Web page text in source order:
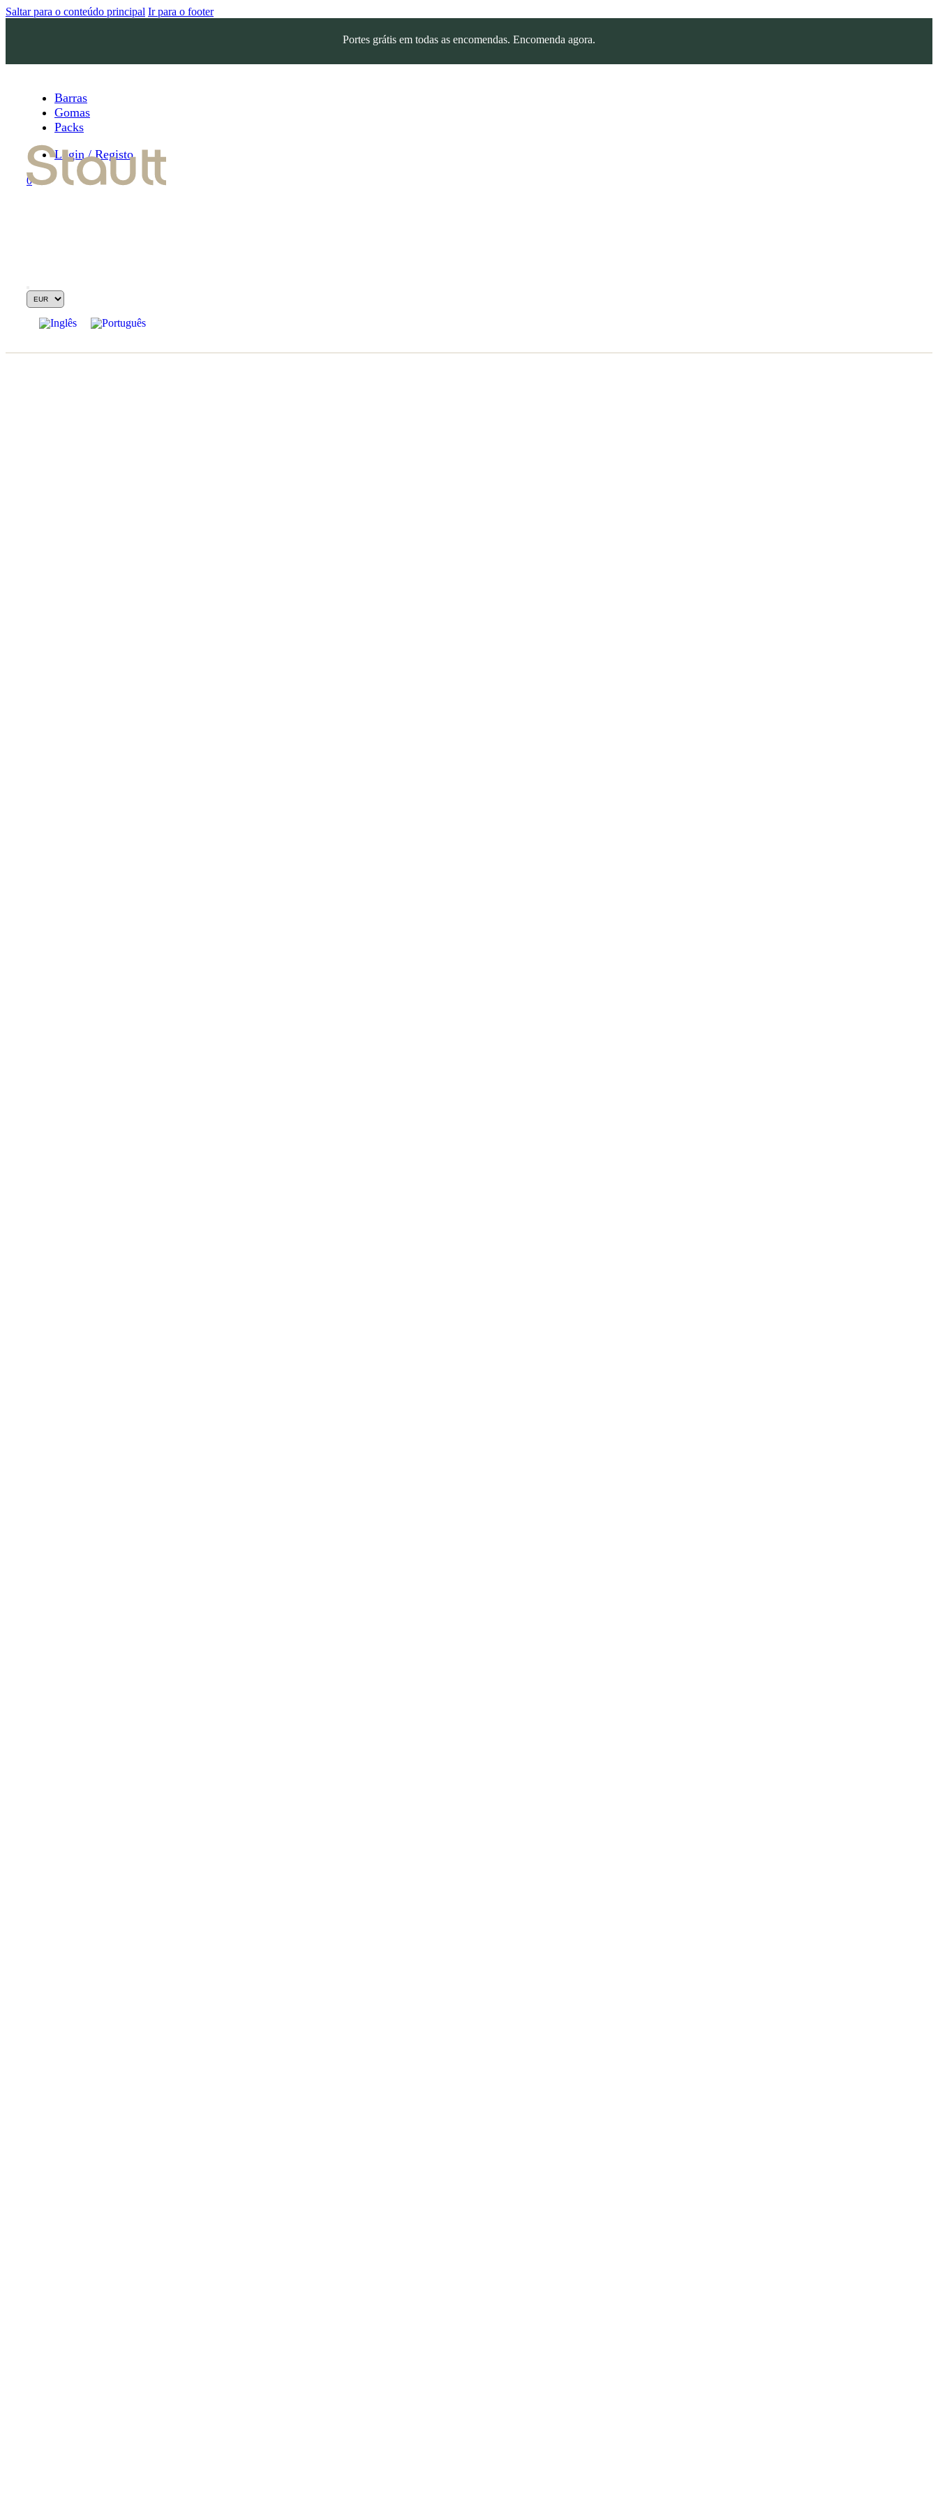
Saltar para o conteúdo principal Ir para o footer
Portes grátis em todas as encomendas. Encomenda agora.
Barras
Gomas
Packs
Login / Registo
0